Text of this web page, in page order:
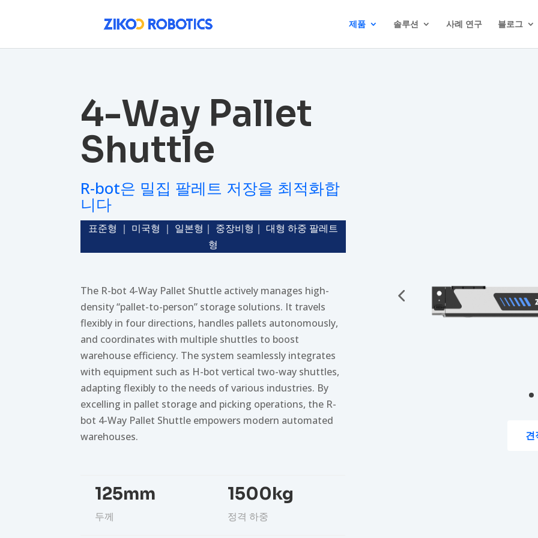
제품 솔루션 사례 연구 블로그
4-Way Pallet
Shuttle
R-bot은 밀집 팔레트 저장을 최적화합
니다
표준형 ｜ 미국형 ｜ 일본형｜ 중장비형｜ 대형 하중 팔레트
형
The R-bot 4-Way Pallet Shuttle actively manages high-
density “pallet-to-person” storage solutions. It travels
flexibly in four directions, handles pallets autonomously,
and coordinates with multiple shuttles to boost
warehouse efficiency. The system seamlessly integrates
with equipment such as H-bot vertical two-way shuttles,
adapting flexibly to the needs of various industries. By
excelling in pallet storage and picking operations, the R-
bot 4-Way Pallet Shuttle empowers modern automated
warehouses.
125mm
두께
1500kg
정격 하중
견